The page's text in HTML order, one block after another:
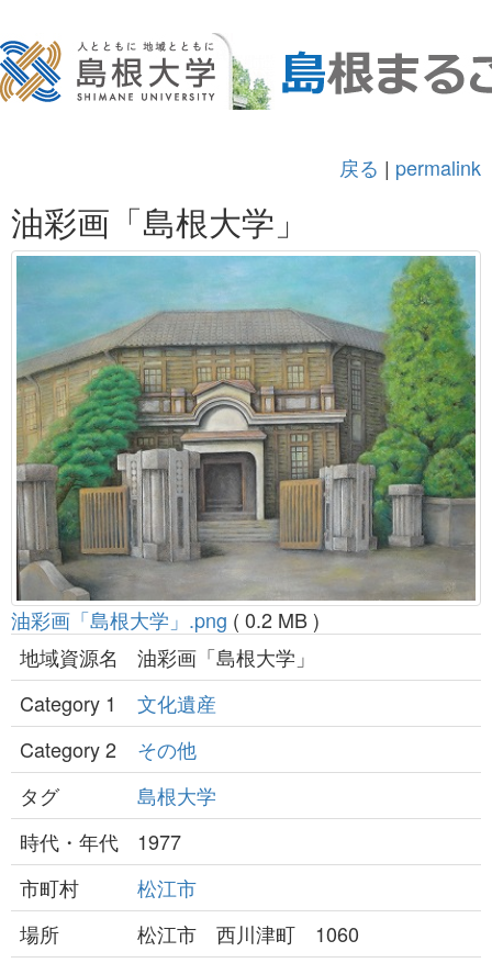
戻る | permalink
油彩画「島根大学」
油彩画「島根大学」.png ( 0.2 MB )
地域資源名
油彩画「島根大学」
Category 1
文化遺産
Category 2
その他
タグ
島根大学
時代・年代
1977
市町村
松江市
場所
松江市 西川津町 1060